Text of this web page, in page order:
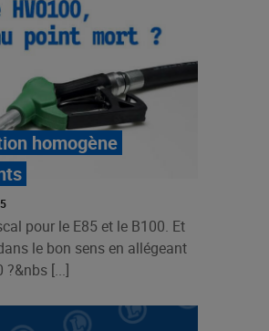
homogène
pour le E85 et le B100. Et
le bon sens en allégeant
?&nbs [...]